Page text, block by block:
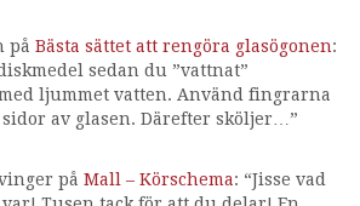
på Bästa sättet att rengöra glasögonen:
sedan du ”vattnat”
ljummet vatten. Använd fingrarna
av glasen. Därefter sköljer… ”
på Mall – Körschema: “Jisse vad